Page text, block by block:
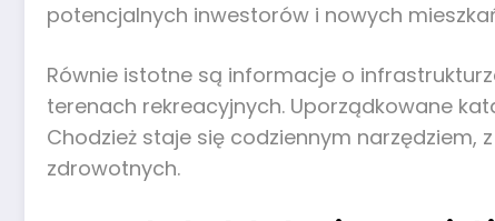
potencjalnych inwestorów i nowych
Równie istotne są informacje o
terenach rekreacyjnych. Uporządkowane
Chodzież staje się codziennym
zdrowotnych.